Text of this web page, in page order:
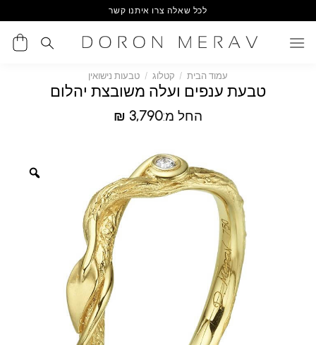
to
content
לכל שאלה צרו איתנו קשר
עמוד הבית / קטלוג / טבעות נישואין
טבעת ענפים ועלה משובצת יהלום
החל מ: ₪ 3,790